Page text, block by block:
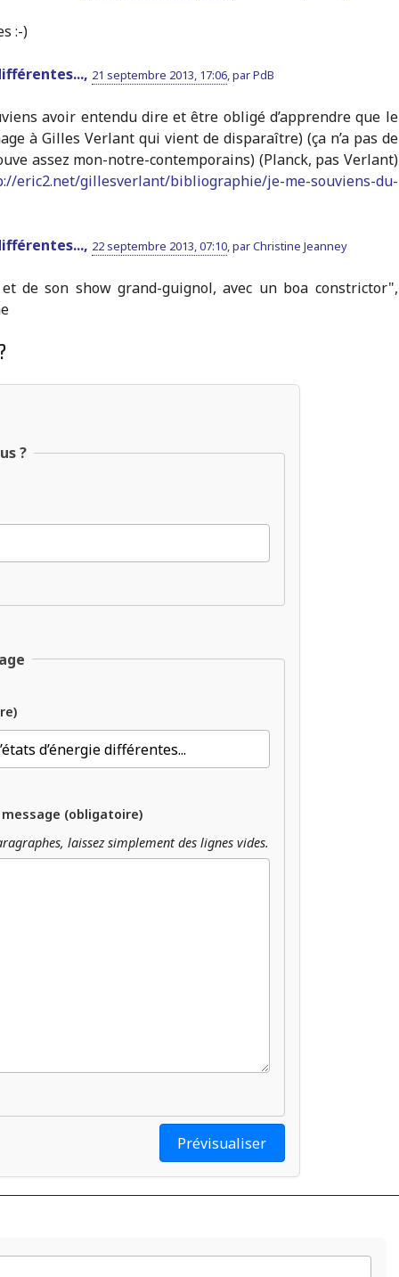
:-)
21 septembre 2013, 17:06,parPdB
avoir entendu dire et être obligé d’apprendre que le
à Gilles Verlant qui vient de disparaître) (ça n’a pas de
assez mon-notre-contemporains) (Planck, pas Verlant)
eric2.net/gillesverlant/bibliographie/je-me-souviens-du-
22 septembre 2013, 07:10,parChristine Jeanney
de son show grand-guignol, avec un boa constrictor",
?
(obligatoire)
laissez simplement des lignes vides.